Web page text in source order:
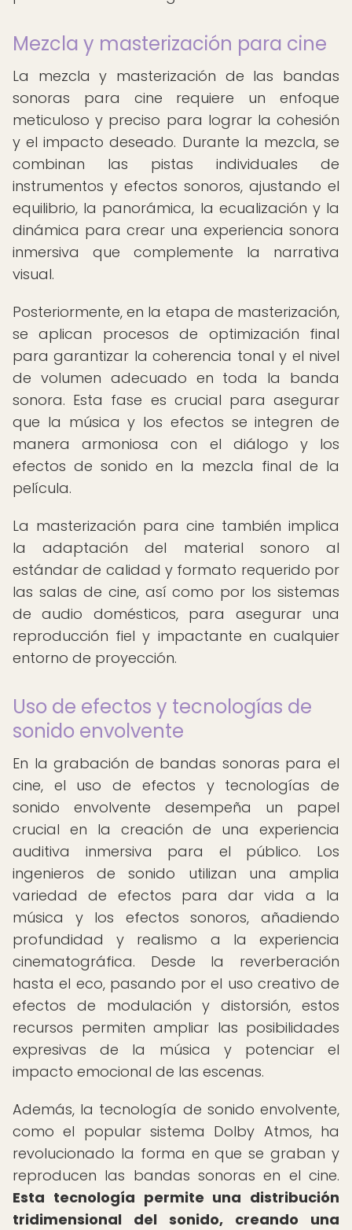
Mezcla y masterización para cine
La mezcla y masterización de las bandas
sonoras para cine requiere un enfoque
meticuloso y preciso para lograr la cohesión
y el impacto deseado. Durante la mezcla, se
combinan las pistas individuales de
instrumentos y efectos sonoros, ajustando el
equilibrio, la panorámica, la ecualización y la
dinámica para crear una experiencia sonora
inmersiva que complemente la narrativa
visual.
Posteriormente, en la etapa de masterización,
se aplican procesos de optimización final
para garantizar la coherencia tonal y el nivel
de volumen adecuado en toda la banda
sonora. Esta fase es crucial para asegurar
que la música y los efectos se integren de
manera armoniosa con el diálogo y los
efectos de sonido en la mezcla final de la
película.
La masterización para cine también implica
la adaptación del material sonoro al
estándar de calidad y formato requerido por
las salas de cine, así como por los sistemas
de audio domésticos, para asegurar una
reproducción fiel y impactante en cualquier
entorno de proyección.
Uso de efectos y tecnologías de
sonido envolvente
En la grabación de bandas sonoras para el
cine, el uso de efectos y tecnologías de
sonido envolvente desempeña un papel
crucial en la creación de una experiencia
auditiva inmersiva para el público. Los
ingenieros de sonido utilizan una amplia
variedad de efectos para dar vida a la
música y los efectos sonoros, añadiendo
profundidad y realismo a la experiencia
cinematográfica. Desde la reverberación
hasta el eco, pasando por el uso creativo de
efectos de modulación y distorsión, estos
recursos permiten ampliar las posibilidades
expresivas de la música y potenciar el
impacto emocional de las escenas.
Además, la tecnología de sonido envolvente,
como el popular sistema Dolby Atmos, ha
revolucionado la forma en que se graban y
reproducen las bandas sonoras en el cine.
Esta tecnología permite una distribución
tridimensional del sonido, creando una